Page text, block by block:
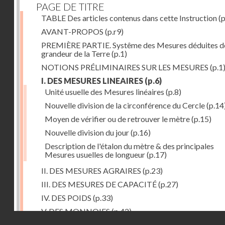
PAGE DE TITRE
TABLE Des articles contenus dans cette Instruction
AVANT-PROPOS (p.r9)
PREMIÈRE PARTIE. Systême des Mesures déduites
grandeur de la Terre(p.1)
NOTIONS PRÉLIMINAIRES SUR LES MESURES (p.1)
I. DES MESURES LINEAIRES (p.6)
Unité usuelle des Mesures linéaires (p.8)
Nouvelle division de la circonférence du Cercle
Moyen de vérifier ou de retrouver le mètre(p.15)
Nouvelle division du jour(p.16)
Description de l'étalon du mètre & des principales
Mesures usuelles de longueur(p.17)
II. DES MESURES AGRAIRES (p.23)
III. DES MESURES DE CAPACITÉ(p.27)
IV. DES POIDS (p.33)
V. DES MONNOIES(p.42)